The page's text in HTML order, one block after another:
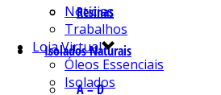
Resinas
Isolados Naturais
A – D
Notícias
Trabalhos
Loja Virtual
Óleos Essenciais
Isolados